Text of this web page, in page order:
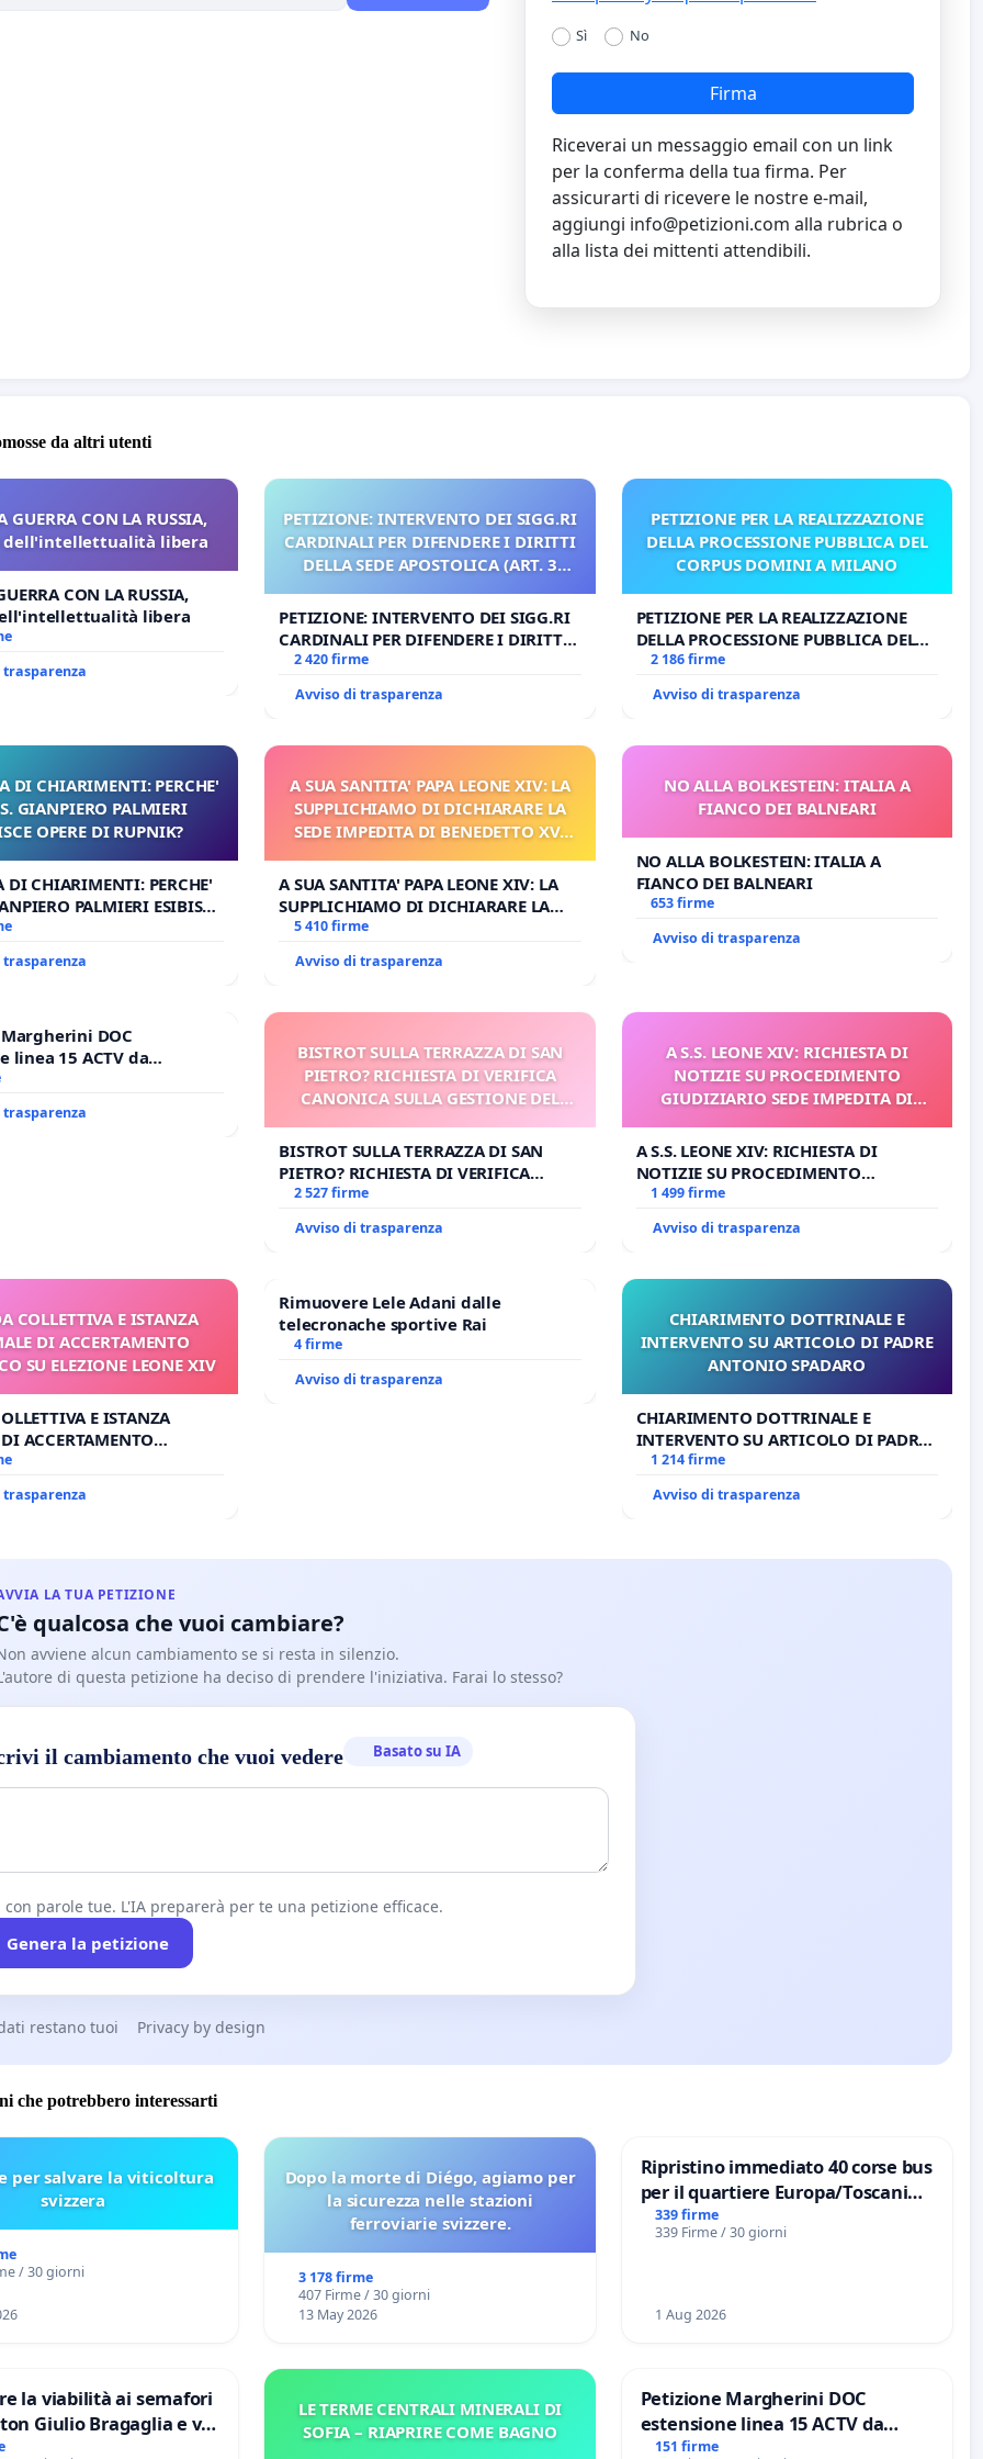
davanti al fatto compiuto e rischia di causare un
Sì No
Firma
Riceverai un messaggio email con un link
per la conferma della tua firma. Per
assicurarti di ricevere le nostre e-mail,
aggiungi info@petizioni.com alla rubrica o
alla lista dei mittenti attendibili.
da altri utenti
GUERRA CON LA RUSSIA,
dell'intellettualità libera
CON LA RUSSIA,
libera
trasparenza
PETIZIONE: INTERVENTO DEI SIGG.RI
CARDINALI PER DIFENDERE I DIRITTI
DELLA SEDE APOSTOLICA (ART. 3
PETIZIONE: INTERVENTO DEI SIGG.RI
CARDINALI PER DIFENDERE I DIRITTI
DELLA SEDE APOSTOLICA (ART. 3 UDG)
2 420 firme
Avviso di trasparenza
PETIZIONE PER LA REALIZZAZIONE
DELLA PROCESSIONE PUBBLICA DEL
CORPUS DOMINI A MILANO
PETIZIONE PER LA REALIZZAZIONE
DELLA PROCESSIONE PUBBLICA DEL
CORPUS DOMINI A MILANO
2 186 firme
Avviso di trasparenza
DI CHIARIMENTI: PERCHE'
GIANPIERO PALMIERI
OPERE DI RUPNIK?
DI CHIARIMENTI: PERCHE'
PALMIERI ESIBISCE
trasparenza
A SUA SANTITA' PAPA LEONE XIV: LA
SUPPLICHIAMO DI DICHIARARE LA
SEDE IMPEDITA DI BENEDETTO XVI
PROCESSO
A SUA SANTITA' PAPA LEONE XIV: LA
SUPPLICHIAMO DI DICHIARARE LA
SEDE IMPEDITA DI BENEDETTO XVI
PROCESSO
5 410 firme
Avviso di trasparenza
NO ALLA BOLKESTEIN: ITALIA A
FIANCO DEI BALNEARI
NO ALLA BOLKESTEIN: ITALIA A
FIANCO DEI BALNEARI
653 firme
Avviso di trasparenza
DOC
linea 15 ACTV da
S. Antonio
trasparenza
BISTROT SULLA TERRAZZA DI SAN
PIETRO? RICHIESTA DI VERIFICA
CANONICA SULLA GESTIONE DEL
BISTROT SULLA TERRAZZA DI SAN
PIETRO? RICHIESTA DI VERIFICA
CANONICA SULLA GESTIONE DEL
2 527 firme
Avviso di trasparenza
A S.S. LEONE XIV: RICHIESTA DI
NOTIZIE SU PROCEDIMENTO
GIUDIZIARIO SEDE IMPEDITA DI
A S.S. LEONE XIV: RICHIESTA DI
NOTIZIE SU PROCEDIMENTO
GIUDIZIARIO SEDE IMPEDITA DI
1 499 firme
Avviso di trasparenza
COLLETTIVA E ISTANZA
DI ACCERTAMENTO
SU ELEZIONE LEONE XIV
E ISTANZA
ACCERTAMENTO
SU ELEZIONE LEONE XIV
trasparenza
Rimuovere Lele Adani dalle
telecronache sportive Rai
4 firme
Avviso di trasparenza
CHIARIMENTO DOTTRINALE E
INTERVENTO SU ARTICOLO DI PADRE
ANTONIO SPADARO
CHIARIMENTO DOTTRINALE E
INTERVENTO SU ARTICOLO DI PADRE
ANTONIO SPADARO
1 214 firme
Avviso di trasparenza
LA TUA PETIZIONE
qualcosa che vuoi cambiare?
avviene alcun cambiamento se si resta in silenzio.
di questa petizione ha deciso di prendere l'iniziativa. Farai lo stesso?
il cambiamento che vuoi vedere Basato su IA
con parole tue. L'IA preparerà per te una petizione efficace.
Genera la petizione
restano tuoi Privacy by design
che potrebbero interessarti
per salvare la viticoltura
svizzera
/ 30 giorni
Dopo la morte di Diégo, agiamo per
la sicurezza nelle stazioni
ferroviarie svizzere.
3 178 firme
407 Firme / 30 giorni
13 May 2026
Ripristino immediato 40 corse bus
per il quartiere Europa/Toscanini
di Aprilia
339 firme
339 Firme / 30 giorni
1 Aug 2026
la viabilità ai semafori
e via
DI ROMA
LE TERME CENTRALI MINERALI DI
SOFIA – RIAPRIRE COME BAGNO
Petizione Margherini DOC
estensione linea 15 ACTV da
Marghera P.zza S. Antonio
151 firme